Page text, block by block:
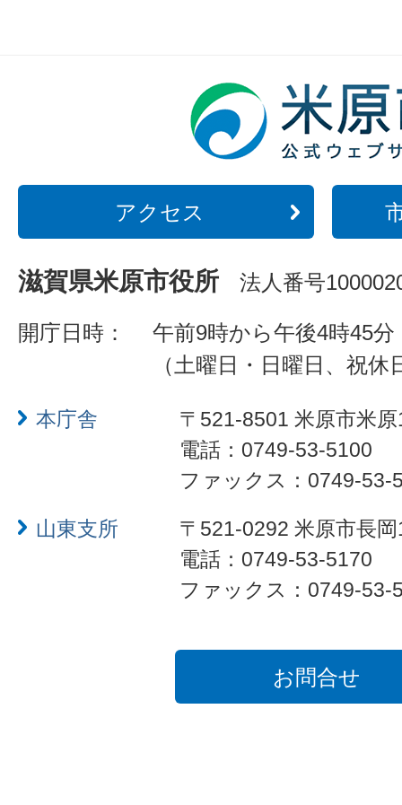
アクセス
滋賀県米原市役所 法人番号
開庁日時：
午前9時から午後4時45分
（土曜日・日曜日、祝
本庁舎
〒521-8501 米原市米
電話：0749-53-5100
ファックス：0749-53-
山東支所
〒521-0292 米原市長
電話：0749-53-5170
ファックス：0749-53-
お問合せ